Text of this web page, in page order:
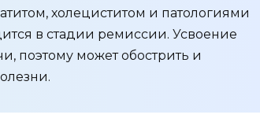
холециститом и патологиями
в стадии ремиссии. Усвоение
поэтому может обострить и